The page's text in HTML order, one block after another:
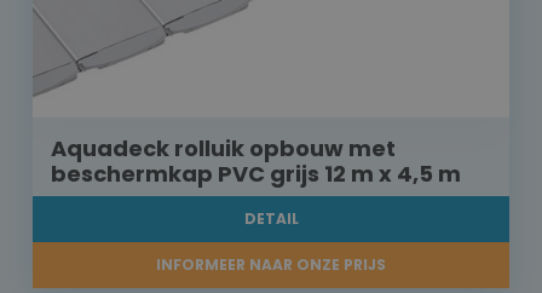
Aquadeck rolluik opbouw met
beschermkap PVC grijs 12 m x 4,5 m
DETAIL
INFORMEER NAAR ONZE PRIJS